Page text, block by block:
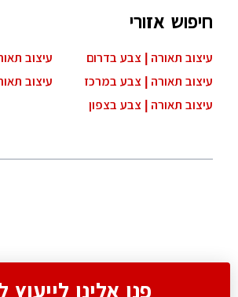
אזורי
תאורה | צבע בדרום
עיצוב תאורה |
תאורה | צבע במרכז
עיצוב תאורה |
תאורה | צבע בצפון
פנו אלינו לייעוץ ללא